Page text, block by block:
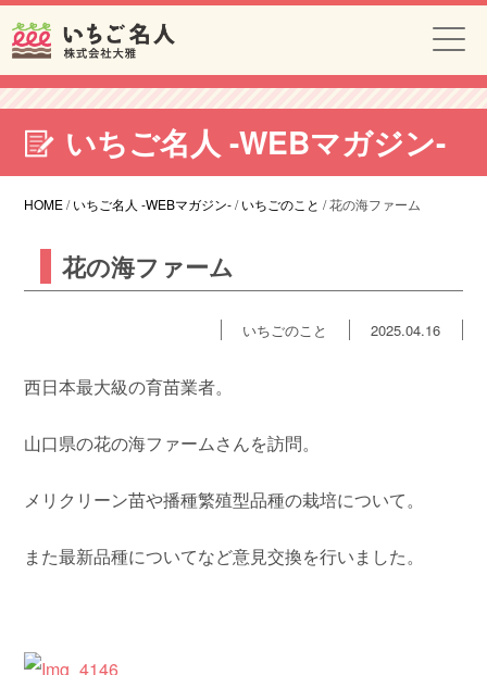
いちご名人 -WEBマガジン-
HOME/いちご名人 -WEBマガジン-/いちごのこと /花の海ファーム
花の海ファーム
いちごのこと 2025.04.16
西日本最大級の育苗業者。
山口県の花の海ファームさんを訪問。
メリクリーン苗や播種繁殖型品種の栽培について。
また最新品種についてなど意見交換を行いました。